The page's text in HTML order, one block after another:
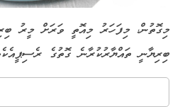
މިގޮތުން، މިފަހަރު މިއޮތީ ވަރަށް މީރު
ބިރިޔާނީ ތައްޔާރުކުރާނެ ގޮތުގެ